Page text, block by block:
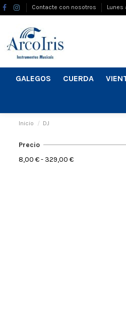
Contacte con nosotros Lunes
GALEGOS CUERDA
Inicio DJ
Precio
8,00 € - 329,00 €